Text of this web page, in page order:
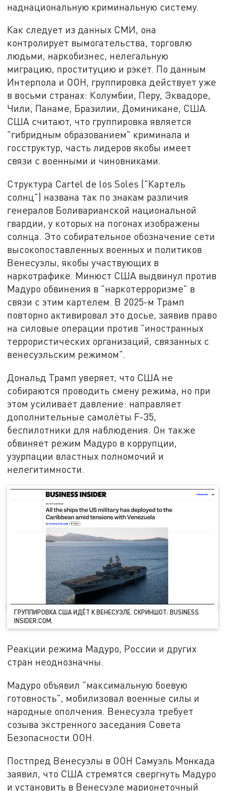
наднациональную криминальную систему.
Как следует из данных СМИ, она
контролирует вымогательства, торговлю
людьми, наркобизнес, нелегальную
миграцию, проституцию и рэкет. По данным
Интерпола и ООН, группировка действует уже
в восьми странах: Колумбии, Перу, Эквадоре,
Чили, Панаме, Бразилии, Доминикане, США.
США считают, что группировка является
"гибридным образованием" криминала и
госструктур, часть лидеров якобы имеет
связи с военными и чиновниками.
Структура Cartel de los Soles ("Картель
солнц") названа так по знакам различия
генералов Боливарианской национальной
гвардии, у которых на погонах изображены
солнца. Это собирательное обозначение сети
высокопоставленных военных и политиков
Венесуэлы, якобы участвующих в
наркотрафике. Минюст США выдвинул против
Мадуро обвинения в "наркотерроризме" в
связи с этим картелем. В 2025-м Трамп
повторно активировал это досье, заявив право
на силовые операции против "иностранных
террористических организаций, связанных с
венесуэльским режимом".
Дональд Трамп уверяет, что США не
собираются проводить смену режима, но при
этом усиливает давление: направляет
дополнительные самолёты F-35,
беспилотники для наблюдения. Он также
обвиняет режим Мадуро в коррупции,
узурпации властных полномочий и
нелегитимности.
ГРУППИРОВКА США ИДЁТ К ВЕНЕСУЭЛЕ. СКРИНШОТ: BUSINESS
INSIDER.COM.
Реакции режима Мадуро, России и других
стран неоднозначны.
Мадуро объявил "максимальную боевую
готовность", мобилизовал военные силы и
народные ополчения. Венесуэла требует
созыва экстренного заседания Совета
Безопасности ООН.
Постпред Венесуэлы в ООН Самуэль Монкада
заявил, что США стремятся свергнуть Мадуро
и установить в Венесуэле марионеточный